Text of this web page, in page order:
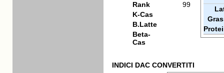
Rank
99
K-Cas
B.Latte
Beta-
Cas
INDICI DAC CONVERTITI